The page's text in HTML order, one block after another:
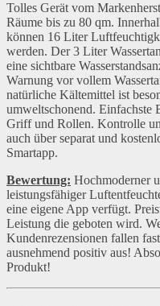
Tolles Gerät vom
Räume bis zu 80 qm.
können 16 Liter
werden. Der 3 Liter
eine sichtbare
Warnung vor vollem
natürliche Kältemittel ist
umweltschonend. Einfachste
Griff und Rollen. Kontrolle
auch über separat und
Smartapp.
Bewertung: Hochmoderner
leistungsfähiger
eine eigene App verfügt.
Leistung die geboten wird.
Kundenrezensionen fallen
ausnehmend positiv aus!
Produkt!